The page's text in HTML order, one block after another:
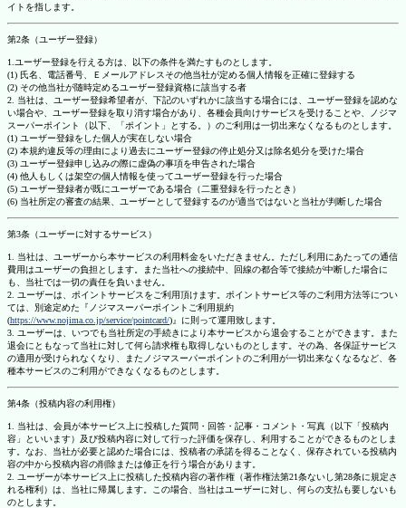
イトを指します。
第2条（ユーザー登録）
1.ユーザー登録を行える方は、以下の条件を満たすものとします。
(1) 氏名、電話番号、Ｅメールアドレスその他当社が定める個人情報を正確に登録する
(2) その他当社が随時定めるユーザー登録資格に該当する者
2. 当社は、ユーザー登録希望者が、下記のいずれかに該当する場合には、ユーザー登録を認めな
い場合や、ユーザー登録を取り消す場合があり、各種会員向けサービスを受けることや、ノジマ
スーパーポイント（以下、「ポイント」とする。）のご利用は一切出来なくなるものとします。
(1) ユーザー登録をした個人が実在しない場合
(2) 本規約違反等の理由により過去にユーザー登録の停止処分又は除名処分を受けた場合
(3) ユーザー登録申し込みの際に虚偽の事項を申告された場合
(4) 他人もしくは架空の個人情報を使ってユーザー登録を行った場合
(5) ユーザー登録者が既にユーザーである場合（二重登録を行ったとき）
(6) 当社所定の審査の結果、ユーザーとして登録するのが適当ではないと当社が判断した場合
第3条（ユーザーに対するサービス）
1. 当社は、ユーザーから本サービスの利用料金をいただきません。ただし利用にあたっての通信
費用はユーザーの負担とします。また当社への接続中、回線の都合等で接続が中断した場合に
も、当社では一切の責任を負いません。
2. ユーザーは、ポイントサービスをご利用頂けます。ポイントサービス等のご利用方法等につい
ては、別途定めた『ノジマスーパーポイントご利用規約
(https://www.nojima.co.jp/service/pointcard/)』に則って運用致します。
3. ユーザーは、いつでも当社所定の手続きにより本サービスから退会することができます。また
退会にともなって当社に対して何ら請求権も取得しないものとします。その為、各保証サービス
の適用が受けられなくなり、またノジマスーパーポイントのご利用が一切出来なくなるなど、各
種本サービスのご利用ができなくなるものとします。
第4条（投稿内容の利用権）
1. 当社は、会員が本サービス上に投稿した質問・回答・記事・コメント・写真（以下「投稿内
容」といいます）及び投稿内容に対して行った評価を保存し、利用することができるものとしま
す。なお、当社が必要と認めた場合には、投稿者の承諾を得ることなく、保存されている投稿内
容の中から投稿内容の削除または修正を行う場合があります。
2. ユーザーが本サービス上に投稿した投稿内容の著作権（著作権法第21条ないし第28条に規定さ
れる権利）は、当社に帰属します。この場合、当社はユーザーに対し、何らの支払も要しないも
のとします。